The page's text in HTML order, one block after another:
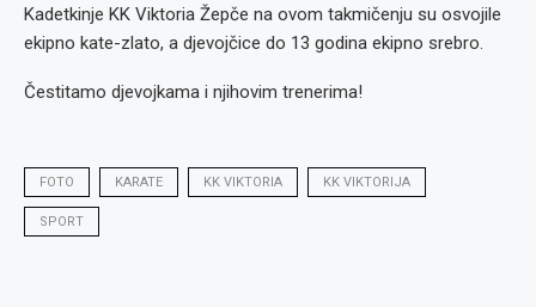
Kadetkinje KK Viktoria Žepče na ovom takmičenju su osvojile
ekipno kate-zlato, a djevojčice do 13 godina ekipno srebro.
Čestitamo djevojkama i njihovim trenerima!
FOTO KARATE KK VIKTORIA KK VIKTORIJA
SPORT